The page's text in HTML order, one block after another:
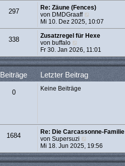
r
a
g
B
e
i
t
r
a
g
s
t
e
B
i
r
a
g
297
Re: Zäune (Fences)
von DMDGraaff
e
u
e
t
e
r
Mi 10. Dez 2025, 10:07
338
Zusatzregel für Hexe
von buffalo
e
u
e
t
r
r
a
g
Fr 30. Jan 2026, 11:01
Beiträge Letzter Beitrag
0 Keine Beiträge
1684
Re: Die Carcassonne-Familie
vonSupersuzi
e
u
e
Mi 18. Jun 2025, 19:56